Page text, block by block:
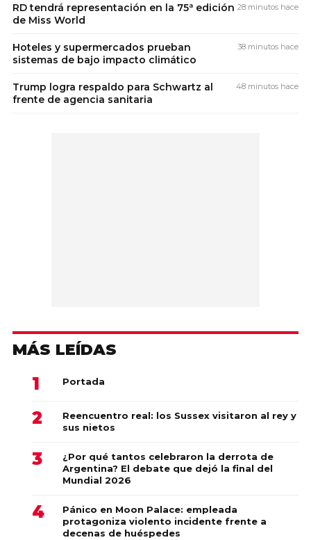
RD tendrá representación en la 75ª edición
de Miss World
28 minutos hace
Hoteles y supermercados prueban
sistemas de bajo impacto climático
38 minutos hace
Trump logra respaldo para Schwartz al
frente de agencia sanitaria
48 minutos hace
MÁS LEÍDAS
Portada
Reencuentro real: los Sussex visitaron al rey y
sus nietos
¿Por qué tantos celebraron la derrota de
Argentina? El debate que dejó la final del
Mundial 2026
Pánico en Moon Palace: empleada
protagoniza violento incidente frente a
decenas de huéspedes